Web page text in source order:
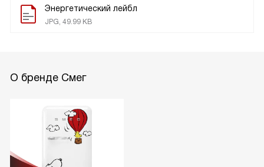
Энергетический лейбл
JPG, 49.99 KB
О бренде Смег